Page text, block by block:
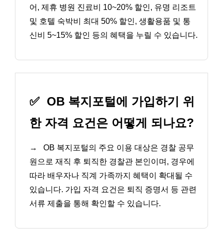
어, 제휴 병원 진료비 10~20% 할인, 유명 리조트
및 호텔 숙박비 최대 50% 할인, 생활용품 및 통
신비 5~15% 할인 등의 혜택을 누릴 수 있습니다.
✅ OB 복지포털에 가입하기 위
한 자격 요건은 어떻게 되나요?
→
OB 복지포털의 주요 이용 대상은 경찰 공무
원으로 재직 후 퇴직한 경찰관 본인이며, 경우에
따라 배우자나 직계 가족까지 혜택이 확대될 수
있습니다. 가입 자격 요건은 퇴직 증명서 등 관련
서류 제출을 통해 확인할 수 있습니다.